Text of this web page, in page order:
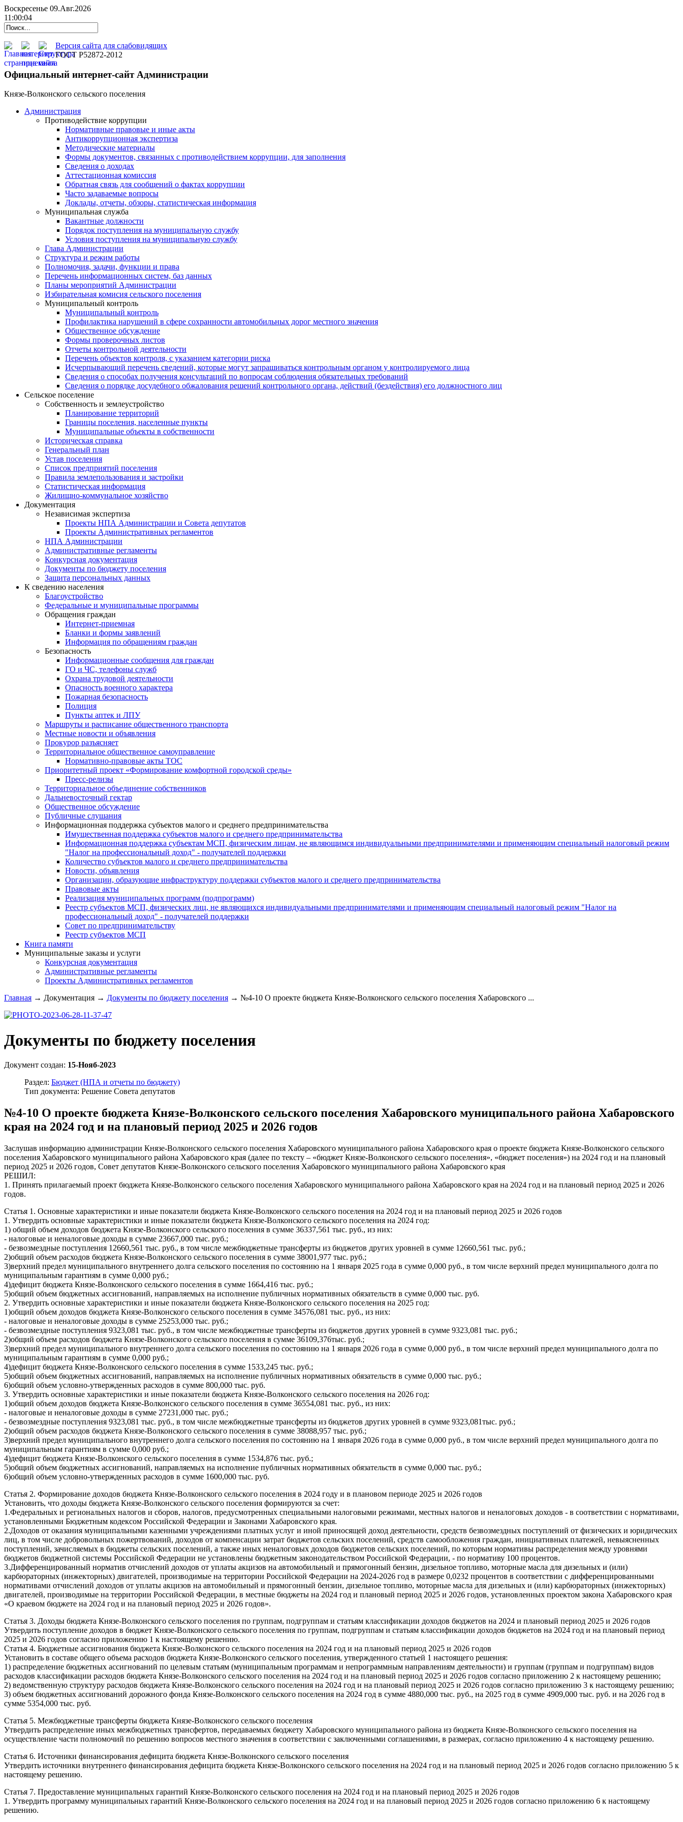
Воскресенье 09.Авг.2026
11:00:05
Версия сайта для слабовидящих
ГОСТ Р52872-2012
Официальный интернет-сайт Администрации
Князе-Волконского сельского поселения
Администрация
Противодействие коррупции
Нормативные правовые и иные акты
Антикоррупционная экспертиза
Методические материалы
Формы документов, связанных с противодействием коррупции, для заполнения
Сведения о доходах
Аттестационная комиссия
Обратная связь для сообщений о фактах коррупции
Часто задаваемые вопросы
Доклады, отчеты, обзоры, статистическая информация
Муниципальная служба
Вакантные должности
Порядок поступления на муниципальную службу
Условия поступления на муниципальную службу
Глава Администрации
Структура и режим работы
Полномочия, задачи, функции и права
Перечень информационных систем, баз данных
Планы мероприятий Администрации
Избирательная комисия сельского поселения
Муниципальный контроль
Муниципальный контроль
Профилактика нарушений в сфере сохранности автомобильных дорог местного значения
Общественное обсуждение
Формы проверочных листов
Отчеты контрольной деятельности
Перечень объектов контроля, с указанием категории риска
Исчерпывающий перечень сведений, которые могут запрашиваться контрольным органом у контролируемого лица
Сведения о способах получения консультаций по вопросам соблюдения обязательных требований
Сведения о порядке досудебного обжалования решений контрольного органа, действий (бездействия) его должностного лиц
Сельское поселение
Собственность и землеустройство
Планирование территорий
Границы поселения, населенные пункты
Муниципальные объекты в собственности
Историческая справка
Генеральный план
Устав поселения
Список предприятий поселения
Правила землепользования и застройки
Статистическая информация
Жилищно-коммунальное хозяйство
Документация
Независимая экспертиза
Проекты НПА Администрации и Совета депутатов
Проекты Административных регламентов
НПА Администрации
Административные регламенты
Конкурсная документация
Документы по бюджету поселения
Защита персональных данных
К сведению населения
Благоустройство
Федеральные и муниципальные программы
Обращения граждан
Интернет-приемная
Бланки и формы заявлений
Информация по обращениям граждан
Безопасность
Информационные сообщения для граждан
ГО и ЧС, телефоны служб
Охрана трудовой деятельности
Опасность военного характера
Пожарная безопасность
Полиция
Пункты аптек и ЛПУ
Маршруты и расписание общественного транспорта
Местные новости и объявления
Прокурор разъясняет
Территориальное общественное самоуправление
Нормативно-правовые акты ТОС
Приоритетный проект «Формирование комфортной городской среды»
Пресс-релизы
Территориальное объединение собственников
Дальневосточный гектар
Общественное обсуждение
Публичные слушания
Информационная поддержка субъектов малого и среднего предпринимательства
Имущественная поддержка субъектов малого и среднего предпринимательства
Информационная поддержка субъектам МСП, физическим лицам, не являющимся индивидуальными предпринимателями и применяющим специальный налоговый режим
"Налог на профессиональный доход" - получателей поддержки
Количество субъектов малого и среднего предпринимательства
Новости, объявления
Организации, образующие инфраструктуру поддержки субъектов малого и среднего предпринимательства
Правовые акты
Реализация муниципальных программ (подпрограмм)
Реестр субъектов МСП, физических лиц, не являющихся индивидуальными предпринимателями и применяющим специальный налоговый режим "Налог на
профессиональный доход" - получателей поддержки
Совет по предпринимательству
Реестр субъектов МСП
Книга памяти
Муниципальные заказы и услуги
Конкурсная документация
Административные регламенты
Проекты Административных регламентов
Главная → Документация → Документы по бюджету поселения → №4-10 О проекте бюджета Князе-Волконского сельского поселения Хабаровского ...
Документы по бюджету поселения
Документ создан: 15-Нояб-2023
Раздел: Бюджет (НПА и отчеты по бюджету)
Тип документа: Решение Совета депутатов
№4-10 О проекте бюджета Князе-Волконского сельского поселения Хабаровского муниципального района Хабаровского
края на 2024 год и на плановый период 2025 и 2026 годов
Заслушав информацию администрации Князе-Волконского сельского поселения Хабаровского муниципального района Хабаровского края о проекте бюджета Князе-Волконского сельского
поселения Хабаровского муниципального района Хабаровского края (далее по тексту – «бюджет Князе-Волконского сельского поселения», «бюджет поселения») на 2024 год и на плановый
период 2025 и 2026 годов, Совет депутатов Князе-Волконского сельского поселения Хабаровского муниципального района Хабаровского края
РЕШИЛ:
1. Принять прилагаемый проект бюджета Князе-Волконского сельского поселения Хабаровского муниципального района Хабаровского края на 2024 год и на плановый период 2025 и 2026
годов.
Статья 1. Основные характеристики и иные показатели бюджета Князе-Волконского сельского поселения на 2024 год и на плановый период 2025 и 2026 годов
1. Утвердить основные характеристики и иные показатели бюджета Князе-Волконского сельского поселения на 2024 год:
1) общий объем доходов бюджета Князе-Волконского сельского поселения в сумме 36337,561 тыс. руб., из них:
- налоговые и неналоговые доходы в сумме 23667,000 тыс. руб.;
- безвозмездные поступления 12660,561 тыс. руб., в том числе межбюджетные трансферты из бюджетов других уровней в сумме 12660,561 тыс. руб.;
2)общий объем расходов бюджета Князе-Волконского сельского поселения в сумме 38001,977 тыс. руб.;
3)верхний предел муниципального внутреннего долга сельского поселения по состоянию на 1 января 2025 года в сумме 0,000 руб., в том числе верхний предел муниципального долга по
муниципальным гарантиям в сумме 0,000 руб.;
4)дефицит бюджета Князе-Волконского сельского поселения в сумме 1664,416 тыс. руб.;
5)общий объем бюджетных ассигнований, направляемых на исполнение публичных нормативных обязательств в сумме 0,000 тыс. руб.
2. Утвердить основные характеристики и иные показатели бюджета Князе-Волконского сельского поселения на 2025 год:
1)общий объем доходов бюджета Князе-Волконского сельского поселения в сумме 34576,081 тыс. руб., из них:
- налоговые и неналоговые доходы в сумме 25253,000 тыс. руб.;
- безвозмездные поступления 9323,081 тыс. руб., в том числе межбюджетные трансферты из бюджетов других уровней в сумме 9323,081 тыс. руб.;
2)общий объем расходов бюджета Князе-Волконского сельского поселения в сумме 36109,376тыс. руб.;
3)верхний предел муниципального внутреннего долга сельского поселения по состоянию на 1 января 2026 года в сумме 0,000 руб., в том числе верхний предел муниципального долга по
муниципальным гарантиям в сумме 0,000 руб.;
4)дефицит бюджета Князе-Волконского сельского поселения в сумме 1533,245 тыс. руб.;
5)общий объем бюджетных ассигнований, направляемых на исполнение публичных нормативных обязательств в сумме 0,000 тыс. руб.;
6)общий объем условно-утвержденных расходов в сумме 800,000 тыс. руб.
3. Утвердить основные характеристики и иные показатели бюджета Князе-Волконского сельского поселения на 2026 год:
1)общий объем доходов бюджета Князе-Волконского сельского поселения в сумме 36554,081 тыс. руб., из них:
- налоговые и неналоговые доходы в сумме 27231,000 тыс. руб.;
- безвозмездные поступления 9323,081 тыс. руб., в том числе межбюджетные трансферты из бюджетов других уровней в сумме 9323,081тыс. руб.;
2)общий объем расходов бюджета Князе-Волконского сельского поселения в сумме 38088,957 тыс. руб.;
3)верхний предел муниципального внутреннего долга сельского поселения по состоянию на 1 января 2026 года в сумме 0,000 руб., в том числе верхний предел муниципального долга по
муниципальным гарантиям в сумме 0,000 руб.;
4)дефицит бюджета Князе-Волконского сельского поселения в сумме 1534,876 тыс. руб.;
5)общий объем бюджетных ассигнований, направляемых на исполнение публичных нормативных обязательств в сумме 0,000 тыс. руб.;
6)общий объем условно-утвержденных расходов в сумме 1600,000 тыс. руб.
Статья 2. Формирование доходов бюджета Князе-Волконского сельского поселения в 2024 году и в плановом периоде 2025 и 2026 годов
Установить, что доходы бюджета Князе-Волконского сельского поселения формируются за счет:
1.Федеральных и региональных налогов и сборов, налогов, предусмотренных специальными налоговыми режимами, местных налогов и неналоговых доходов - в соответствии с нормативами,
установленными Бюджетным кодексом Российской Федерации и Законами Хабаровского края.
2.Доходов от оказания муниципальными казенными учреждениями платных услуг и иной приносящей доход деятельности, средств безвозмездных поступлений от физических и юридических
лиц, в том числе добровольных пожертвований, доходов от компенсации затрат бюджетов сельских поселений, средств самообложения граждан, инициативных платежей, невыясненных
поступлений, зачисляемых в бюджеты сельских поселений, а также иных неналоговых доходов бюджетов сельских поселений, по которым нормативы распределения между уровнями
бюджетов бюджетной системы Российской Федерации не установлены бюджетным законодательством Российской Федерации, - по нормативу 100 процентов.
3.Дифференцированный норматив отчислений доходов от уплаты акцизов на автомобильный и прямогонный бензин, дизельное топливо, моторные масла для дизельных и (или)
карбюраторных (инжекторных) двигателей, производимые на территории Российской Федерации на 2024-2026 год в размере 0,0232 процентов в соответствии с дифференцированными
нормативами отчислений доходов от уплаты акцизов на автомобильный и прямогонный бензин, дизельное топливо, моторные масла для дизельных и (или) карбюраторных (инжекторных)
двигателей, производимые на территории Российской Федерации, в местные бюджеты на 2024 год и плановый период 2025 и 2026 годов, установленных проектом закона Хабаровского края
«О краевом бюджете на 2024 год и на плановый период 2025 и 2026 годов».
Статья 3. Доходы бюджета Князе-Волконского сельского поселения по группам, подгруппам и статьям классификации доходов бюджетов на 2024 и плановый период 2025 и 2026 годов
Утвердить поступление доходов в бюджет Князе-Волконского сельского поселения по группам, подгруппам и статьям классификации доходов бюджетов на 2024 год и на плановый период
2025 и 2026 годов согласно приложению 1 к настоящему решению.
Статья 4. Бюджетные ассигнования бюджета Князе-Волконского сельского поселения на 2024 год и на плановый период 2025 и 2026 годов
Установить в составе общего объема расходов бюджета Князе-Волконского сельского поселения, утвержденного статьей 1 настоящего решения:
1) распределение бюджетных ассигнований по целевым статьям (муниципальным программам и непрограммным направлениям деятельности) и группам (группам и подгруппам) видов
расходов классификации расходов бюджета Князе-Волконского сельского поселения на 2024 год и на плановый период 2025 и 2026 годов согласно приложению 2 к настоящему решению;
2) ведомственную структуру расходов бюджета Князе-Волконского сельского поселения на 2024 год и на плановый период 2025 и 2026 годов согласно приложению 3 к настоящему решению;
3) объем бюджетных ассигнований дорожного фонда Князе-Волконского сельского поселения на 2024 год в сумме 4880,000 тыс. руб., на 2025 год в сумме 4909,000 тыс. руб. и на 2026 год в
сумме 5354,000 тыс. руб.
Статья 5. Межбюджетные трансферты бюджета Князе-Волконского сельского поселения
Утвердить распределение иных межбюджетных трансфертов, передаваемых бюджету Хабаровского муниципального района из бюджета Князе-Волконского сельского поселения на
осуществление части полномочий по решению вопросов местного значения в соответствии с заключенными соглашениями, в размерах, согласно приложению 4 к настоящему решению.
Статья 6. Источники финансирования дефицита бюджета Князе-Волконского сельского поселения
Утвердить источники внутреннего финансирования дефицита бюджета Князе-Волконского сельского поселения на 2024 год и на плановый период 2025 и 2026 годов согласно приложению 5 к
настоящему решению.
Статья 7. Предоставление муниципальных гарантий Князе-Волконского сельского поселения на 2024 год и на плановый период 2025 и 2026 годов
1. Утвердить программу муниципальных гарантий Князе-Волконского сельского поселения на 2024 год и на плановый период 2025 и 2026 годов согласно приложению 6 к настоящему
решению.